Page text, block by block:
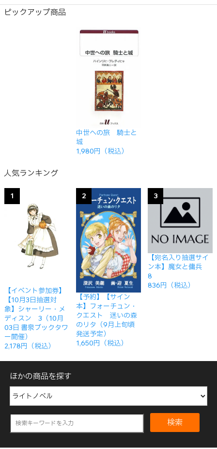
ピックアップ商品
中世への旅 騎士と
城
1,980円（税込）
人気ランキング
1
【イベント参加券】
【10月3日抽選対
象】シャーリー・メ
ディスン 3（10月
03日 書泉ブックタワ
ー開催）
2,178円（税込）
2
【予約】【サイン
本】フォーチュン・
クエスト 迷いの森
のリタ（9月上旬頃
発送予定）
1,650円（税込）
3
【宛名入り抽選サイ
ン本】魔女と傭兵
8
836円（税込）
ほかの商品を探す
検索